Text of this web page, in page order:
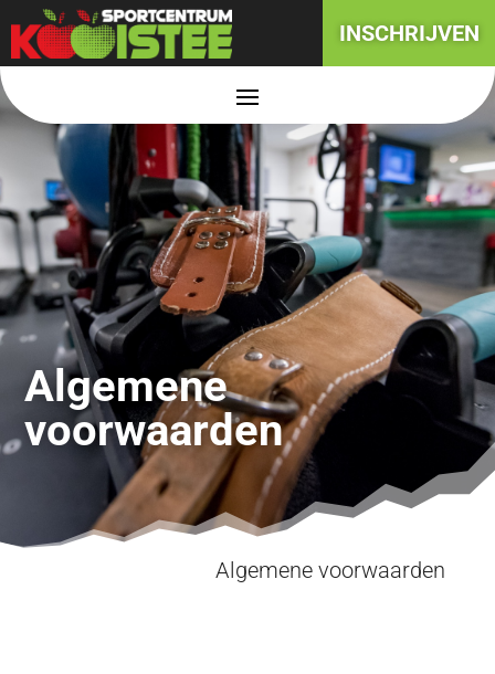
INSCHRIJVEN
Algemene
voorwaarden
Algemene voorwaarden